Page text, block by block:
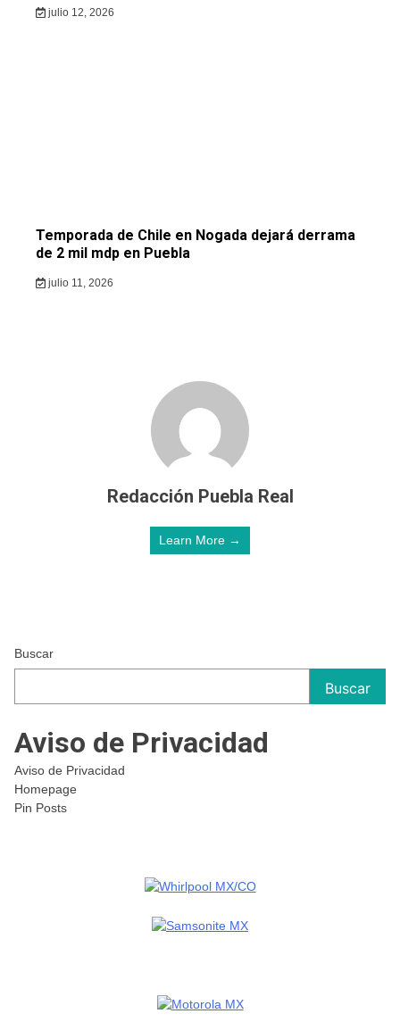
julio 12, 2026
Temporada de Chile en Nogada dejará derrama
de 2 mil mdp en Puebla
julio 11, 2026
Redacción Puebla Real
Learn More →
Buscar
Buscar
Aviso de Privacidad
Aviso de Privacidad
Homepage
Pin Posts